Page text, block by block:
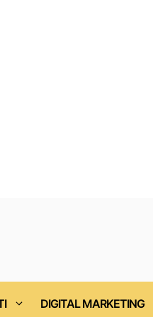
DIGITAL MARKETING